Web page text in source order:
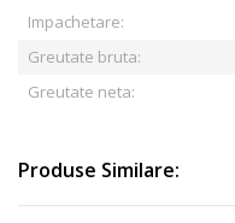
Impachetare:
Greutate bruta:
Greutate neta:
Produse Similare: